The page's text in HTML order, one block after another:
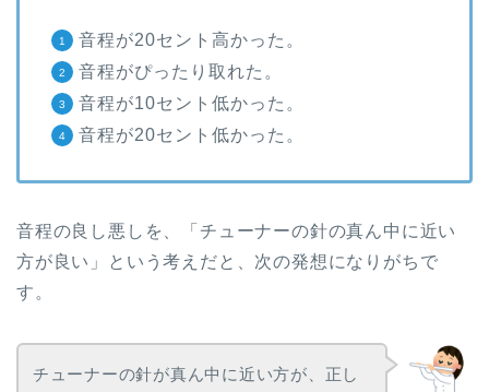
音程が20セント高かった。
音程がぴったり取れた。
音程が10セント低かった。
音程が20セント低かった。
音程の良し悪しを、「チューナーの針の真ん中に近い
方が良い」という考えだと、次の発想になりがちで
す。
チューナーの針が真ん中に近い方が、正し